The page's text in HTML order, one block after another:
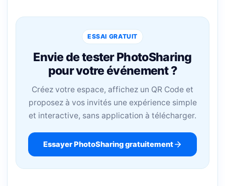
ESSAI GRATUIT
Envie de tester PhotoSharing
pour votre événement ?
Créez votre espace, affichez un QR Code et
proposez à vos invités une expérience simple
et interactive, sans application à télécharger.
Essayer PhotoSharing gratuitement